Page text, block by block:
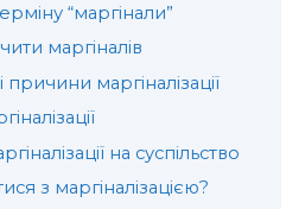
“маргінали”
маргіналів
причини маргіналізації
на суспільство
з маргіналізацією?